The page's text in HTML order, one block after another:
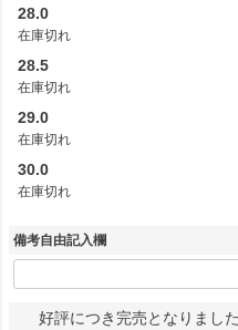
28.0
在庫切れ
28.5
在庫切れ
29.0
在庫切れ
30.0
在庫切れ
備考自由記入欄
好評につき完売となりまし